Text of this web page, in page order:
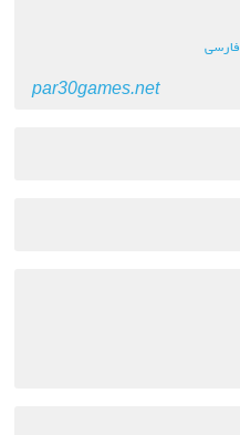
par30games.net